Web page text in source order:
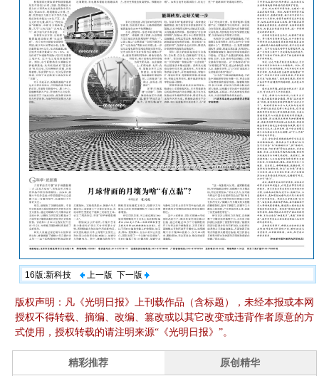
16版:新科技 上一版 下一版
版权声明：凡《光明日报》上刊载作品（含标题），未经本报或本网
授权不得转载、摘编、改编、篡改或以其它改变或违背作者原意的方
式使用，授权转载的请注明来源“《光明日报》”。